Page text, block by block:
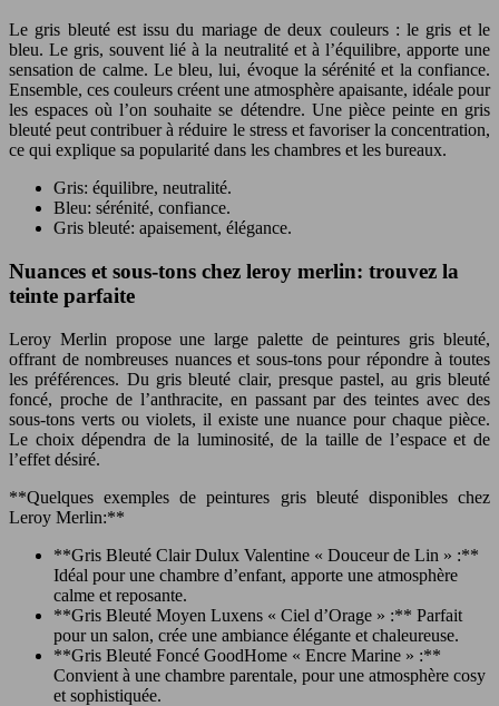
Le gris bleuté est issu du mariage de deux couleurs : le gris et le
bleu. Le gris, souvent lié à la neutralité et à l’équilibre, apporte une
sensation de calme. Le bleu, lui, évoque la sérénité et la confiance.
Ensemble, ces couleurs créent une atmosphère apaisante, idéale pour
les espaces où l’on souhaite se détendre. Une pièce peinte en gris
bleuté peut contribuer à réduire le stress et favoriser la concentration,
ce qui explique sa popularité dans les chambres et les bureaux.
Gris: équilibre, neutralité.
Bleu: sérénité, confiance.
Gris bleuté: apaisement, élégance.
Nuances et sous-tons chez leroy merlin: trouvez la
teinte parfaite
Leroy Merlin propose une large palette de peintures gris bleuté,
offrant de nombreuses nuances et sous-tons pour répondre à toutes
les préférences. Du gris bleuté clair, presque pastel, au gris bleuté
foncé, proche de l’anthracite, en passant par des teintes avec des
sous-tons verts ou violets, il existe une nuance pour chaque pièce.
Le choix dépendra de la luminosité, de la taille de l’espace et de
l’effet désiré.
**Quelques exemples de peintures gris bleuté disponibles chez
Leroy Merlin:**
**Gris Bleuté Clair Dulux Valentine « Douceur de Lin » :**
Idéal pour une chambre d’enfant, apporte une atmosphère
calme et reposante.
**Gris Bleuté Moyen Luxens « Ciel d’Orage » :** Parfait
pour un salon, crée une ambiance élégante et chaleureuse.
**Gris Bleuté Foncé GoodHome « Encre Marine » :**
Convient à une chambre parentale, pour une atmosphère cosy
et sophistiquée.